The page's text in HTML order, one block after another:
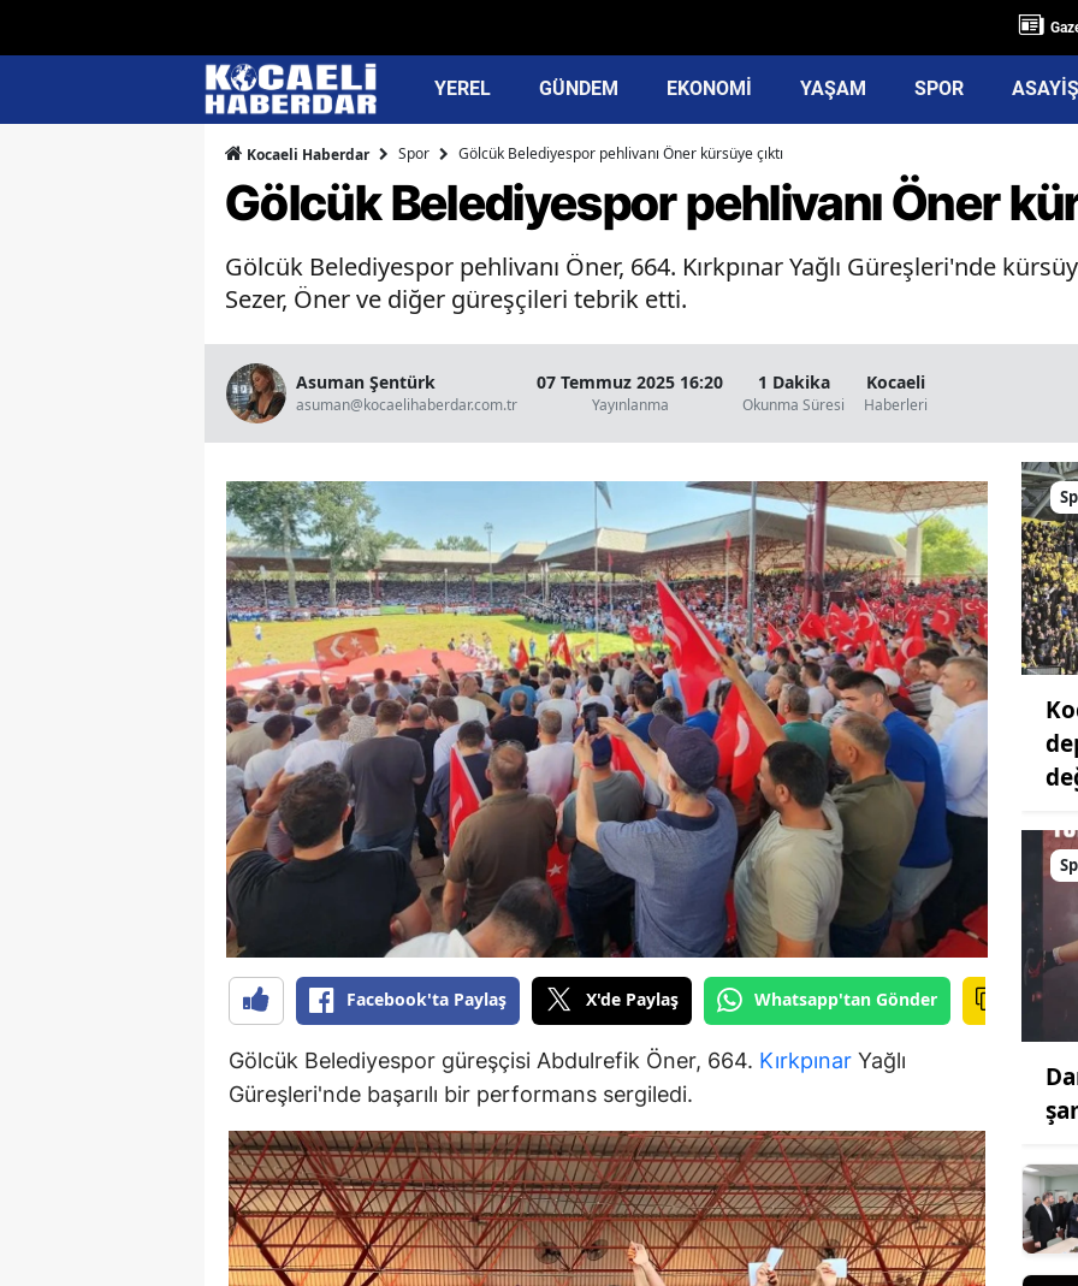
YEREL GÜNDEM EKONOMİ YAŞAM SPOR ASAYİŞ
Kocaeli Haberdar Spor Gölcük Belediyespor pehlivanı Öner kürsüye çıktı
Gölcük Belediyespor pehlivanı Öner
Gölcük Belediyespor pehlivanı Öner, 664. Kırkpınar Yağlı Güreşleri'nde
Sezer, Öner ve diğer güreşçileri tebrik etti.
Asuman Şentürk
asuman@kocaelihaberdar.com.tr
07 Temmuz 2025 16:20
Yayınlanma
1 Dakika
Okunma Süresi
Kocaeli
Haberleri
Facebook'ta Paylaş X'de Paylaş Whatsapp'tan Gönder
Gölcük Belediyespor güreşçisi Abdulrefik Öner, 664. Kırkpınar Yağlı
Güreşleri'nde başarılı bir performans sergiledi.